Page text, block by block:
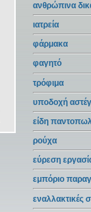
ανθρώπινα
ιατρεία
φάρμακα
φαγητό
τρόφιμα
υποδοχή
είδη
ρούχα
εύρεση
εμπόριο
εναλλακτικές